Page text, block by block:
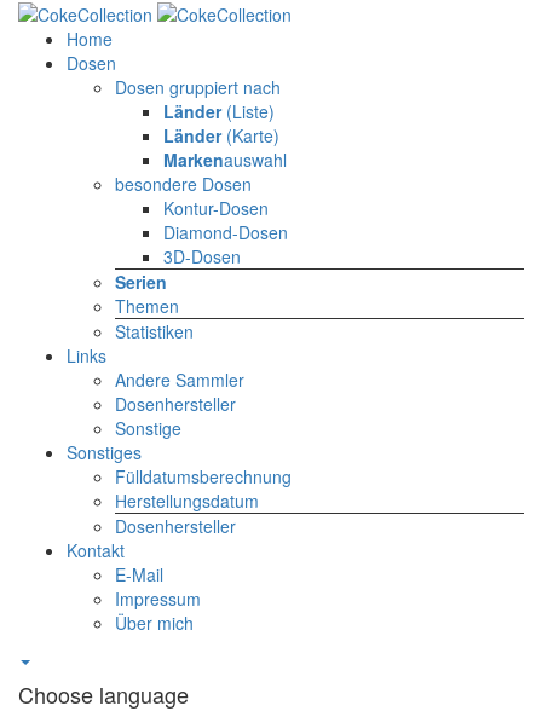
Home
Dosen
Dosen gruppiert nach
Länder(Liste)
Länder(Karte)
Markenauswahl
besondere Dosen
Kontur-Dosen
Diamond-Dosen
3D-Dosen
Serien
Themen
Statistiken
Links
Andere Sammler
Dosenhersteller
Sonstige
Sonstiges
Fülldatumsberechnung
Herstellungsdatum
Dosenhersteller
Kontakt
E-Mail
Impressum
Über mich
Choose language